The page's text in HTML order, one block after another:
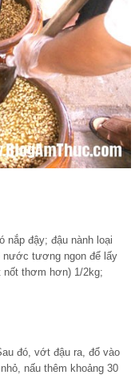
nắp đậy; đậu nành loại
nước tương ngon để lấy
nốt thơm hơn) 1/2kg;
đó, vớt đậu ra, đổ vào
nấu thêm khoảng 30